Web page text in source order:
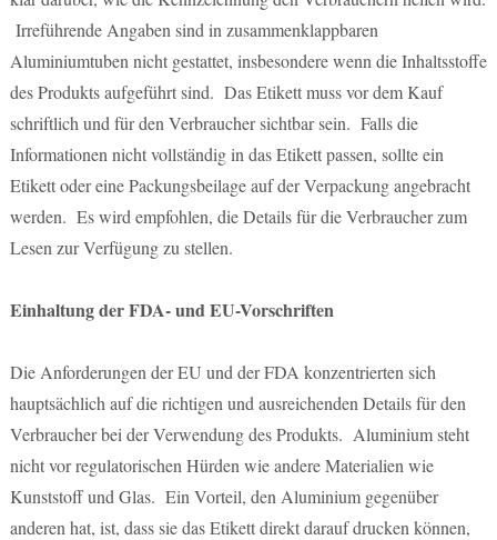
Irreführende Angaben sind in zusammenklappbaren
Aluminiumtuben nicht gestattet, insbesondere wenn die Inhaltsstoffe
des Produkts aufgeführt sind. Das Etikett muss vor dem Kauf
schriftlich und für den Verbraucher sichtbar sein. Falls die
Informationen nicht vollständig in das Etikett passen, sollte ein
Etikett oder eine Packungsbeilage auf der Verpackung angebracht
werden. Es wird empfohlen, die Details für die Verbraucher zum
Lesen zur Verfügung zu stellen.
Einhaltung der FDA- und EU-Vorschriften
Die Anforderungen der EU und der FDA konzentrierten sich
hauptsächlich auf die richtigen und ausreichenden Details für den
Verbraucher bei der Verwendung des Produkts. Aluminium steht
nicht vor regulatorischen Hürden wie andere Materialien wie
Kunststoff und Glas. Ein Vorteil, den Aluminium gegenüber
anderen hat, ist, dass sie das Etikett direkt darauf drucken können,